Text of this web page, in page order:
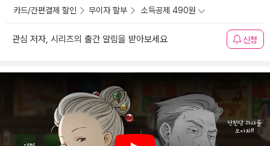
카드/간편결제 할인 무이자 할부 소득공제 490원
관심 저자, 시리즈의 출간 알림을 받아보세요 신청